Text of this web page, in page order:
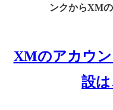
ンクからXM
XMのアカウ
設